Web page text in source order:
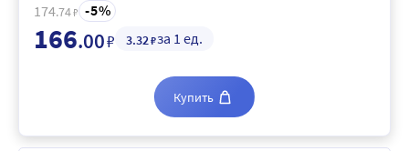
174.74₽ 5
166.00₽ 3.32₽за 1 ед.
Купить